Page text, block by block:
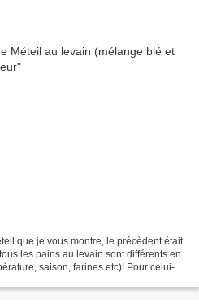
que je vous montre, le précèdent était
les pains au levain sont différents en
saison, farines etc)! Pour celui-ci,